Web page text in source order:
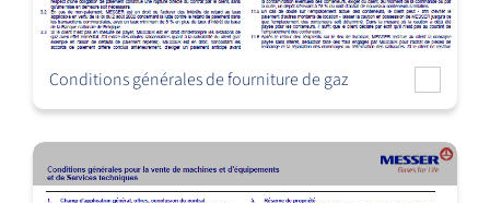
Conditions générales de fourniture de gaz